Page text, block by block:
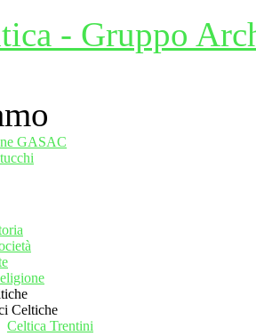
- Gruppo
GASAC
Celtiche
Celtica Trentini